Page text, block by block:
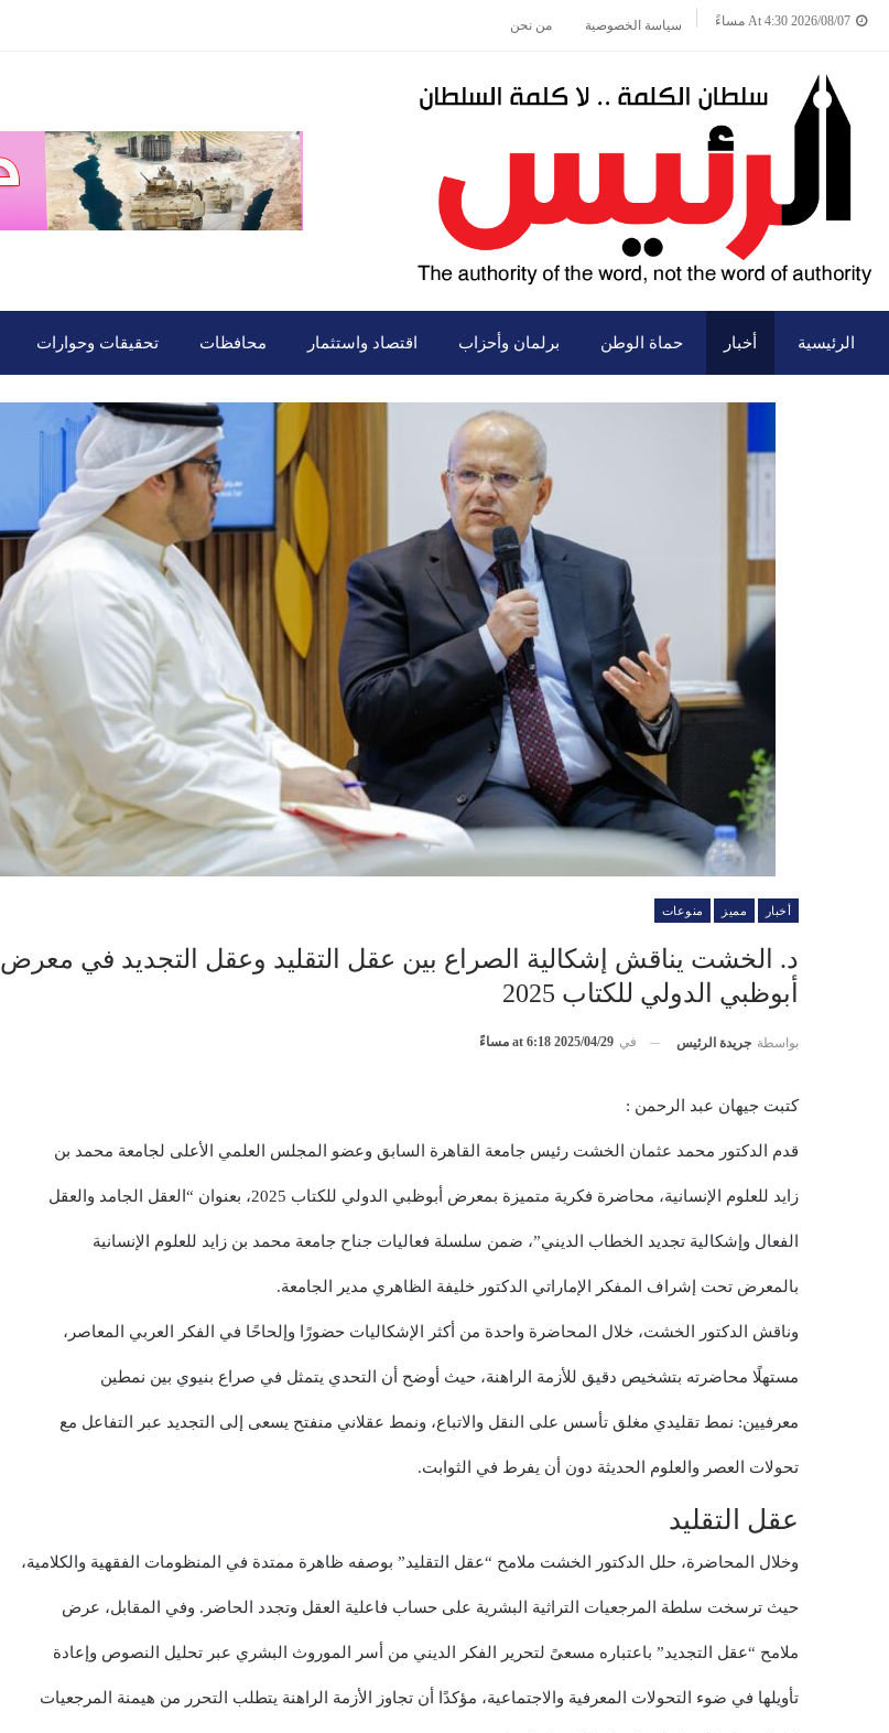
2026/08/07 At 4:30 مساءً سياسة الخصوصية من نحن
الرئيسية أخبار حماة الوطن برلمان وأحزاب اقتصاد واستثمار محافظات تحقيقات وحوارات
أخبار مميز منوعات
د. الخشت يناقش إشكالية الصراع بين عقل التقليد وعقل التجديد في معرض
أبوظبي الدولي للكتاب 2025
بواسطة جريدة الرئيس في 2025/04/29 at 6:18 مساءً
كتبت جيهان عبد الرحمن :
قدم الدكتور محمد عثمان الخشت رئيس جامعة القاهرة السابق وعضو المجلس العلمي الأعلى لجامعة محمد بن
زايد للعلوم الإنسانية، محاضرة فكرية متميزة بمعرض أبوظبي الدولي للكتاب 2025، بعنوان “العقل الجامد والعقل
الفعال وإشكالية تجديد الخطاب الديني”، ضمن سلسلة فعاليات جناح جامعة محمد بن زايد للعلوم الإنسانية
بالمعرض تحت إشراف المفكر الإماراتي الدكتور خليفة الظاهري مدير الجامعة.
وناقش الدكتور الخشت، خلال المحاضرة واحدة من أكثر الإشكاليات حضورًا وإلحاحًا في الفكر العربي المعاصر،
مستهلًا محاضرته بتشخيص دقيق للأزمة الراهنة، حيث أوضح أن التحدي يتمثل في صراع بنيوي بين نمطين
معرفيين: نمط تقليدي مغلق تأسس على النقل والاتباع، ونمط عقلاني منفتح يسعى إلى التجديد عبر التفاعل مع
تحولات العصر والعلوم الحديثة دون أن يفرط في الثوابت.
عقل التقليد
وخلال المحاضرة، حلل الدكتور الخشت ملامح “عقل التقليد” بوصفه ظاهرة ممتدة في المنظومات الفقهية والكلامية،
حيث ترسخت سلطة المرجعيات التراثية البشرية على حساب فاعلية العقل وتجدد الحاضر. وفي المقابل، عرض
ملامح “عقل التجديد” باعتباره مسعىً لتحرير الفكر الديني من أسر الموروث البشري عبر تحليل النصوص وإعادة
تأويلها في ضوء التحولات المعرفية والاجتماعية، مؤكدًا أن تجاوز الأزمة الراهنة يتطلب التحرر من هيمنة المرجعيات